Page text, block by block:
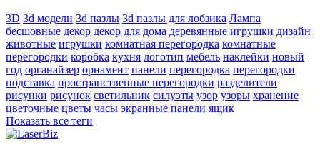
3D 3d модели 3d пазлы 3d пазлы для лобзика Лампа
бесшовные декор декор для дома деревянные игрушки дизайн
животные игрушки комнатная перегородка комнатные
перегородки коробка кухня логотип мебель наклейки новый
год органайзер орнамент панели перегородка перегородки
подставка пространственные перегородки разделители
рисунки рисунок светильник силуэты узор узоры хранение
цветочные цветы часы экранные панели ящик
Показать все теги